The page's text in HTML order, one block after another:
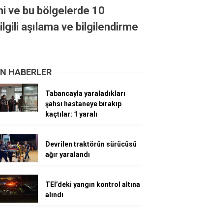
ve bu bölgelerde 10
aşılama ve bilgilendirme
HABERLER
Tabancayla yaraladıkları
şahsı hastaneye bırakıp
kaçtılar: 1 yaralı
Devrilen traktörün sürücüsü
ağır yaralandı
TEİ’deki yangın kontrol altına
alındı